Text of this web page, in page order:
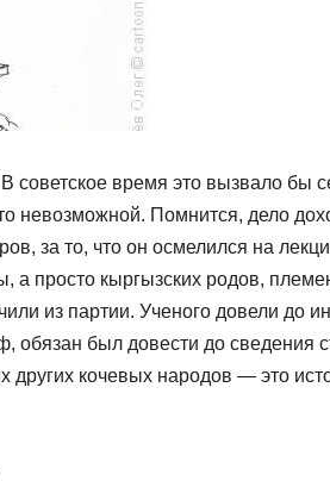
советское время это вызвало бы
невозможной. Помнится, дело
за то, что он осмелился на
а просто кыргызских родов,
из партии. Ученого довели до
обязан был довести до сведения
других кочевых народов — это